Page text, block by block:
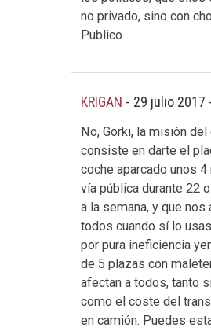
no privado, sino con
Publico
KRIGAN - 29 julio 2017
No, Gorki, la misión
consiste en darte el
coche aparcado unos
vía pública durante 22
a la semana, y que nos
todos cuando sí lo
por pura ineficiencia
de 5 plazas con
afectan a todos, tanto
como el coste del
en camión. Puedes